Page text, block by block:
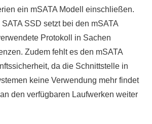
ein mSATA Modell einschließen.
SSD setzt bei den mSATA
Protokoll in Sachen
Zudem fehlt es den mSATA
da die Schnittstelle in
keine Verwendung mehr findet
den verfügbaren Laufwerken weiter